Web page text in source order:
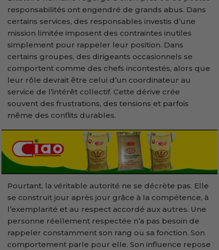
responsabilités ont engendré de grands abus. Dans
certains services, des responsables investis d’une
mission limitée imposent des contraintes inutiles
simplement pour rappeler leur position. Dans
certains groupes, des dirigeants occasionnels se
comportent comme des chefs incontestés, alors que
leur rôle devrait être celui d’un coordinateur au
service de l’intérêt collectif. Cette dérive crée
souvent des frustrations, des tensions et parfois
même des conflits durables.
Pourtant, la véritable autorité ne se décrète pas. Elle
se construit jour après jour grâce à la compétence, à
l’exemplarité et au respect accordé aux autres. Une
personne réellement respectée n’a pas besoin de
rappeler constamment son rang ou sa fonction. Son
comportement parle pour elle. Son influence repose